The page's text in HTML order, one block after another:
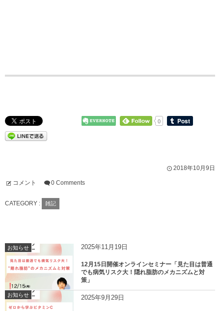
0
2018年10月9日
コメント 0 Comments
CATEGORY : 雑記
お知らせ 2025年11月19日
12月15日開催オンラインセミナー「見た目は普通
でも病気リスク大！隠れ脂肪のメカニズムと対
策」
お知らせ 2025年9月29日